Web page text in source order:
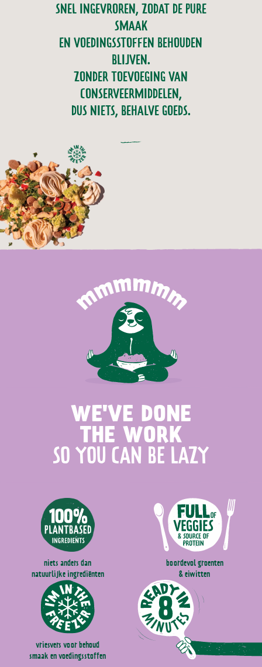
SNEL INGEVROREN, ZODAT DE PURE
SMAAK
EN VOEDINGSSTOFFEN BEHOUDEN
BLIJVEN.
ZONDER TOEVOEGING VAN
CONSERVEERMIDDELEN,
DUS NIETS, BEHALVE GOEDS.
WE'VE DONE
THE WORK
SO YOU CAN BE LAZY
niets anders dan
natuurlijke ingrediënten
boordevol groenten
& eiwitten
vriesvers voor behoud
smaak en voedingsstoffen